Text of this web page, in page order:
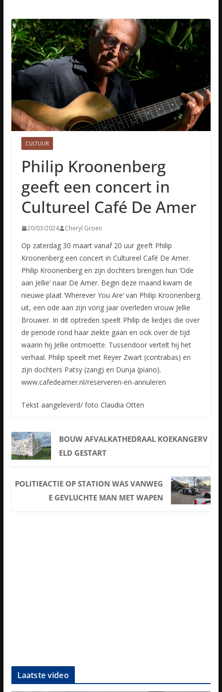
CULTUUR
Philip Kroonenberg
geeft een concert in
Cultureel Café De Amer
20/03/2024 Cheryl Groen
Op zaterdag 30 maart vanaf 20 uur geeft Philip
Kroonenberg een concert in Cultureel Café De Amer.
Philip Kroonenberg en zijn dochters brengen hun ‘Ode
aan Jellie’ naar De Amer. Begin deze maand kwam de
nieuwe plaat ‘Wherever You Are’ van Philip Kroonenberg
uit, een ode aan zijn vorig jaar overleden vrouw Jellie
Brouwer. In dit optreden speelt Philip de liedjes die over
de periode rond haar ziekte gaan en ook over de tijd
waarin hij Jellie ontmoette. Tussendoor vertelt hij het
verhaal. Philip speelt met Reyer Zwart (contrabas) en
zijn dochters Patsy (zang) en Dunja (piano).
www.cafedeamer.nl/reserveren-en-annuleren
Tekst aangeleverd/ foto Claudia Otten
BOUW AFVALKATHEDRAAL KOEKANGERV
ELD GESTART
POLITIEACTIE OP STATION WAS VANWEG
E GEVLUCHTE MAN MET WAPEN
Laatste video